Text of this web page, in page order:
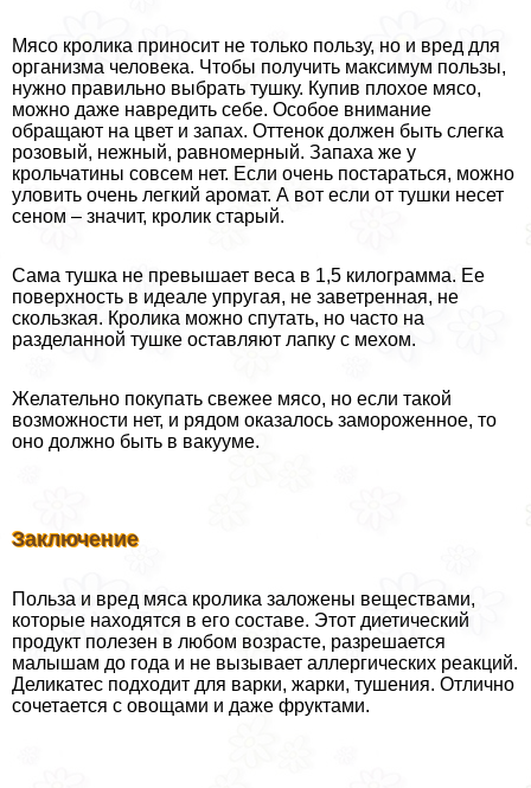
Мясо кролика приносит не только пользу, но и вред для
организма человека. Чтобы получить максимум пользы,
нужно правильно выбрать тушку. Купив плохое мясо,
можно даже навредить себе. Особое внимание
обращают на цвет и запах. Оттенок должен быть слегка
розовый, нежный, равномерный. Запаха же у
крольчатины совсем нет. Если очень постараться, можно
уловить очень легкий аромат. А вот если от тушки несет
сеном – значит, кролик старый.
Сама тушка не превышает веса в 1,5 килограмма. Ее
поверхность в идеале упругая, не заветренная, не
скользкая. Кролика можно спутать, но часто на
разделанной тушке оставляют лапку с мехом.
Желательно покупать свежее мясо, но если такой
возможности нет, и рядом оказалось замороженное, то
оно должно быть в вакууме.
Заключение
Польза и вред мяса кролика заложены веществами,
которые находятся в его составе. Этот диетический
продукт полезен в любом возрасте, разрешается
малышам до года и не вызывает аллергических реакций.
Деликатес подходит для варки, жарки, тушения. Отлично
сочетается с овощами и даже фруктами.